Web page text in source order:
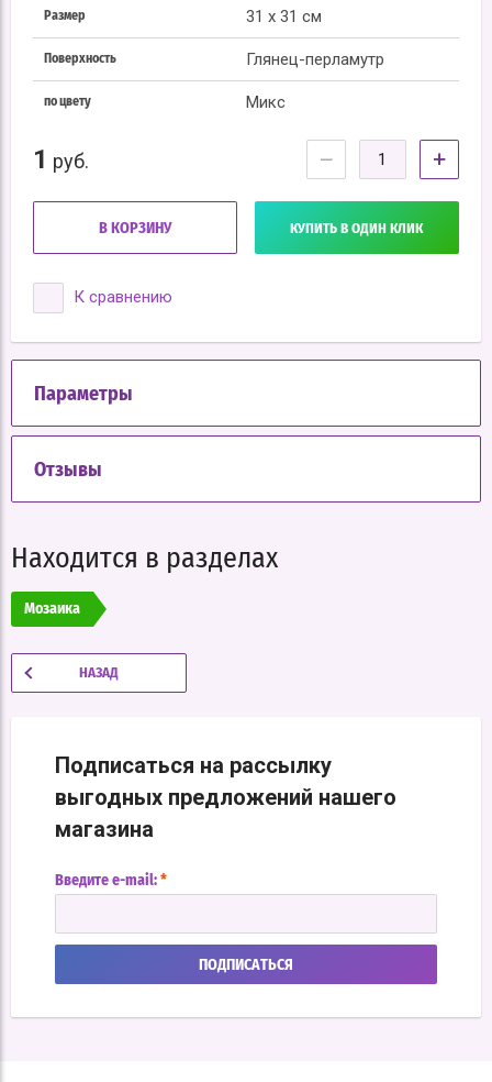
Размер 31 x 31 см
Поверхность Глянец-перламутр
по цвету Микс
1 руб. − +
В КОРЗИНУ КУПИТЬ В ОДИН КЛИК
К сравнению
Параметры
Отзывы
Находится в разделах
Мозаика
НАЗАД
Подписаться на рассылку
выгодных предложений нашего
магазина
Введите e-mail: *
ПОДПИСАТЬСЯ